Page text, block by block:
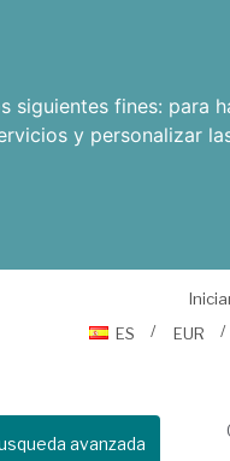
siguientes fines: para
y personalizar
ES
EUR
avanzada